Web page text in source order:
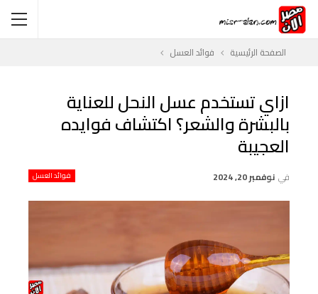
الصفحة الرئيسية فوائد العسل
ازاي تستخدم عسل النحل للعناية
بالبشرة والشعر؟ اكتشاف فوايده
العجيبة
فوائد العسل في نوفمبر 20, 2024